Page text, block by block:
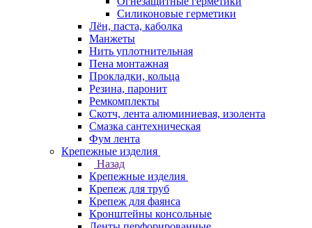
Силиконовые герметики
Лён, паста, каболка
Манжеты
Нить уплотнительная
Пена монтажная
Прокладки, кольца
Резина, паронит
Ремкомплекты
Скотч, лента алюминиевая, изолента
Смазка сантехническая
Фум лента
Крепежные изделия
Назад
Крепежные изделия
Крепеж для труб
Крепеж для фаянса
Кронштейны консольные